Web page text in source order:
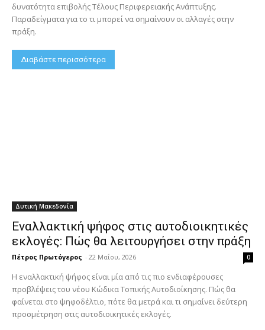
δυνατότητα επιβολής Τέλους Περιφερειακής Ανάπτυξης.
Παραδείγματα για το τι μπορεί να σημαίνουν οι αλλαγές στην
πράξη.
Διαβάστε περισσότερα
Δυτική Μακεδονία
Εναλλακτική ψήφος στις αυτοδιοικητικές
εκλογές: Πώς θα λειτουργήσει στην πράξη
Πέτρος Πρωτόγερος - 22 Μαΐου, 2026 0
Η εναλλακτική ψήφος είναι μία από τις πιο ενδιαφέρουσες
προβλέψεις του νέου Κώδικα Τοπικής Αυτοδιοίκησης. Πώς θα
φαίνεται στο ψηφοδέλτιο, πότε θα μετρά και τι σημαίνει δεύτερη
προσμέτρηση στις αυτοδιοικητικές εκλογές.